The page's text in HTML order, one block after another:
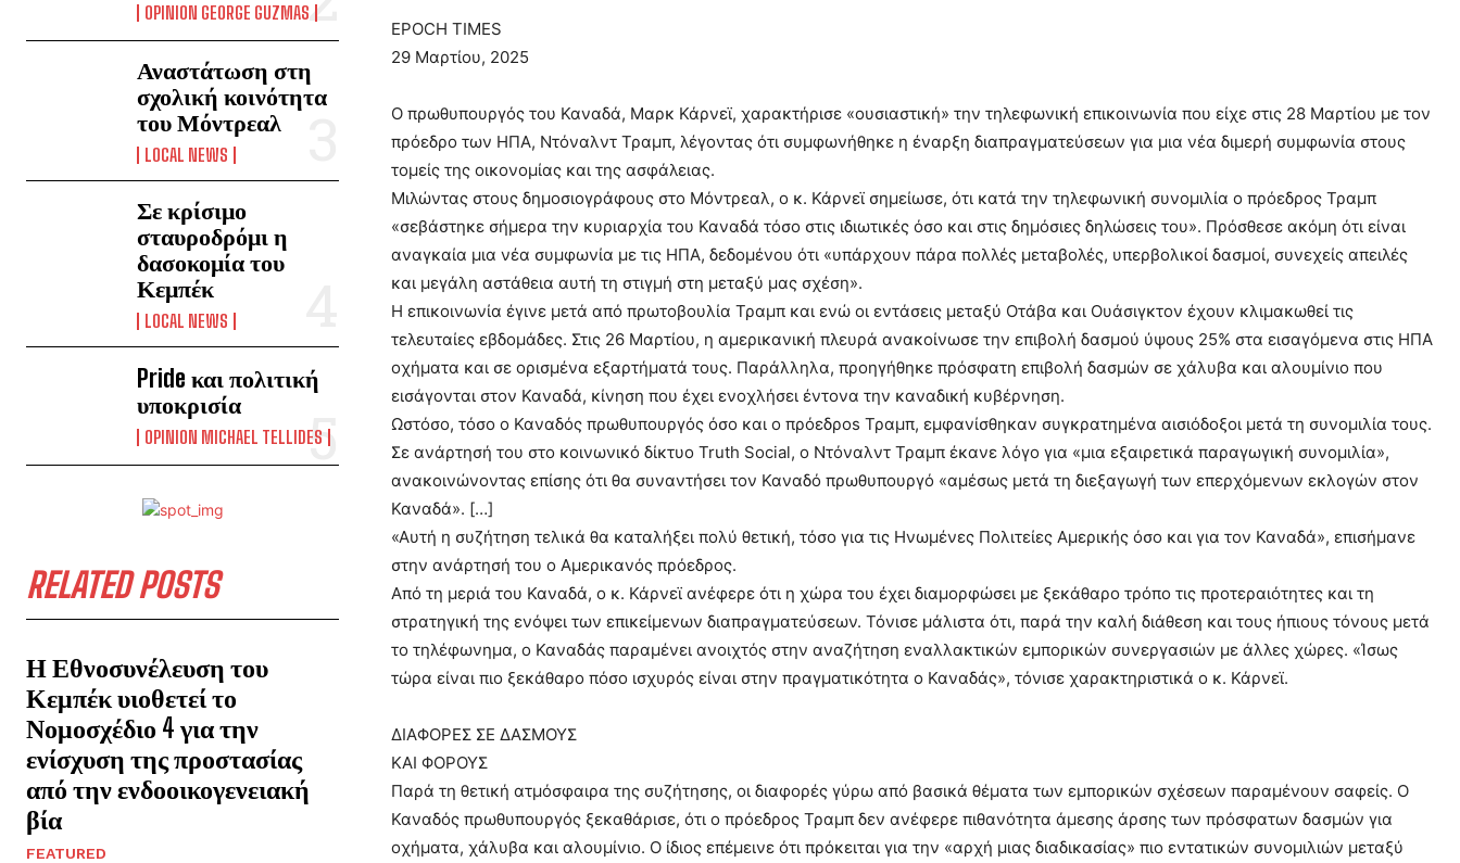
OPINION GEORGE GUZMAS
Αναστάτωση στη
σχολική κοινότητα
του Μόντρεαλ
LOCAL NEWS
Σε κρίσιμο
σταυροδρόμι η
δασοκομία του
Κεμπέκ
LOCAL NEWS
Pride και πολιτική
υποκρισία
OPINION MICHAEL TELLIDES
RELATED POSTS
Η Εθνοσυνέλευση του
Κεμπέκ υιοθετεί το
Νομοσχέδιο 4 για την
ενίσχυση της προστασίας
από την ενδοοικογενειακή
βία
FEATURED
EPOCH TIMES
29 Μαρτίου, 2025
Ο πρωθυπουργός του Καναδά, Μαρκ Κάρνεϊ, χαρακτήρισε «ουσιαστική» την τηλεφωνική επικοινωνία που είχε στις 28 Μαρτίου με τον
πρόεδρο των ΗΠΑ, Ντόναλντ Τραμπ, λέγοντας ότι συμφωνήθηκε η έναρξη διαπραγματεύσεων για μια νέα διμερή συμφωνία στους
τομείς της οικονομίας και της ασφάλειας.
Μιλώντας στους δημοσιογράφους στο Μόντρεαλ, ο κ. Κάρνεϊ σημείωσε, ότι κατά την τηλεφωνική συνομιλία ο πρόεδρος Τραμπ
«σεβάστηκε σήμερα την κυριαρχία του Καναδά τόσο στις ιδιωτικές όσο και στις δημόσιες δηλώσεις του». Πρόσθεσε ακόμη ότι είναι
αναγκαία μια νέα συμφωνία με τις ΗΠΑ, δεδομένου ότι «υπάρχουν πάρα πολλές μεταβολές, υπερβολικοί δασμοί, συνεχείς απειλές
και μεγάλη αστάθεια αυτή τη στιγμή στη μεταξύ μας σχέση».
Η επικοινωνία έγινε μετά από πρωτοβουλία Τραμπ και ενώ οι εντάσεις μεταξύ Οτάβα και Ουάσιγκτον έχουν κλιμακωθεί τις
τελευταίες εβδομάδες. Στις 26 Μαρτίου, η αμερικανική πλευρά ανακοίνωσε την επιβολή δασμού ύψους 25% στα εισαγόμενα στις ΗΠΑ
οχήματα και σε ορισμένα εξαρτήματά τους. Παράλληλα, προηγήθηκε πρόσφατη επιβολή δασμών σε χάλυβα και αλουμίνιο που
εισάγονται στον Καναδά, κίνηση που έχει ενοχλήσει έντονα την καναδική κυβέρνηση.
Ωστόσο, τόσο ο Καναδός πρωθυπουργός όσο και ο πρόεδροs Τραμπ, εμφανίσθηκαν συγκρατημένα αισιόδοξοι μετά τη συνομιλία τους.
Σε ανάρτησή του στο κοινωνικό δίκτυο Truth Social, ο Ντόναλντ Τραμπ έκανε λόγο για «μια εξαιρετικά παραγωγική συνομιλία»,
ανακοινώνοντας επίσης ότι θα συναντήσει τον Καναδό πρωθυπουργό «αμέσως μετά τη διεξαγωγή των επερχόμενων εκλογών στον
Καναδά». […]
«Αυτή η συζήτηση τελικά θα καταλήξει πολύ θετική, τόσο για τις Ηνωμένες Πολιτείες Αμερικής όσο και για τον Καναδά», επισήμανε
στην ανάρτησή του ο Αμερικανός πρόεδρος.
Από τη μεριά του Καναδά, ο κ. Κάρνεϊ ανέφερε ότι η χώρα του έχει διαμορφώσει με ξεκάθαρο τρόπο τις προτεραιότητες και τη
στρατηγική της ενόψει των επικείμενων διαπραγματεύσεων. Τόνισε μάλιστα ότι, παρά την καλή διάθεση και τους ήπιους τόνους μετά
το τηλέφωνημα, ο Καναδάς παραμένει ανοιχτός στην αναζήτηση εναλλακτικών εμπορικών συνεργασιών με άλλες χώρες. «Ίσως
τώρα είναι πιο ξεκάθαρο πόσο ισχυρός είναι στην πραγματικότητα ο Καναδάς», τόνισε χαρακτηριστικά ο κ. Κάρνεϊ.
ΔΙΑΦΟΡΕΣ ΣΕ ΔΑΣΜΟΥΣ
ΚΑΙ ΦΟΡΟΥΣ
Παρά τη θετική ατμόσφαιρα της συζήτησης, οι διαφορές γύρω από βασικά θέματα των εμπορικών σχέσεων παραμένουν σαφείς. Ο
Καναδός πρωθυπουργός ξεκαθάρισε, ότι ο πρόεδρος Τραμπ δεν ανέφερε πιθανότητα άμεσης άρσης των πρόσφατων δασμών για
οχήματα, χάλυβα και αλουμίνιο. Ο ίδιος επέμεινε ότι πρόκειται για την «αρχή μιας διαδικασίας» πιο εντατικών συνομιλιών μεταξύ